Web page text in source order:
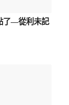
了—從利未記